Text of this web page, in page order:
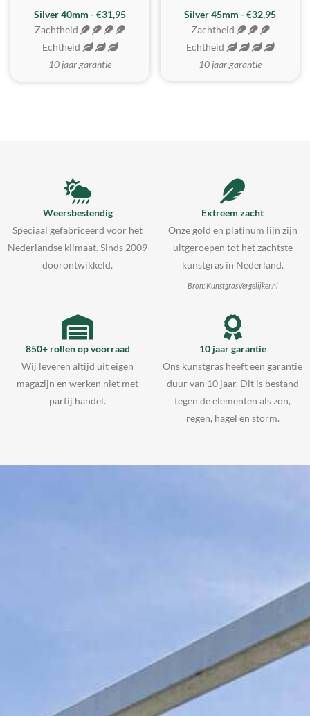
Silver 40mm - €31,95
Zachtheid
Echtheid
10 jaar garantie
MEEST GEKOZEN
Silver 45mm - €32,95
Zachtheid
Echtheid
10 jaar garantie
Weersbestendig
Speciaal gefabriceerd voor het
Nederlandse klimaat. Sinds 2009
doorontwikkeld.
Extreem zacht
Onze gold en platinum lijn zijn
uitgeroepen tot het zachtste
kunstgras in Nederland.
Bron: KunstgrasVergelijker.nl
850+ rollen op voorraad
Wij leveren altijd uit eigen
magazijn en werken niet met
partij handel.
10 jaar garantie
Ons kunstgras heeft een garantie
duur van 10 jaar. Dit is bestand
tegen de elementen als zon,
regen, hagel en storm.